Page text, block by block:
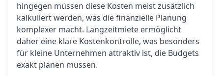
hingegen müssen diese Kosten meist zusätzlich
kalkuliert werden, was die finanzielle Planung
komplexer macht. Langzeitmiete ermöglicht
daher eine klare Kostenkontrolle, was besonders
für kleine Unternehmen attraktiv ist, die Budgets
exakt planen müssen.